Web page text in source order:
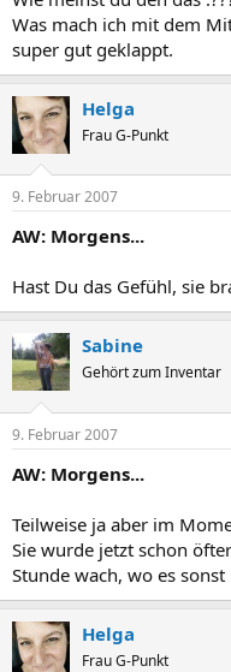
Was mach ich mit dem
super gut geklappt.
Helga
Frau G-Punkt
9. Februar 2007
AW: Morgens...
Hast Du das Gefühl, sie
Sabine
Gehört zum Inventar
9. Februar 2007
AW: Morgens...
Teilweise ja aber im
Sie wurde jetzt schon
Stunde wach, wo es
Helga
Frau G-Punkt